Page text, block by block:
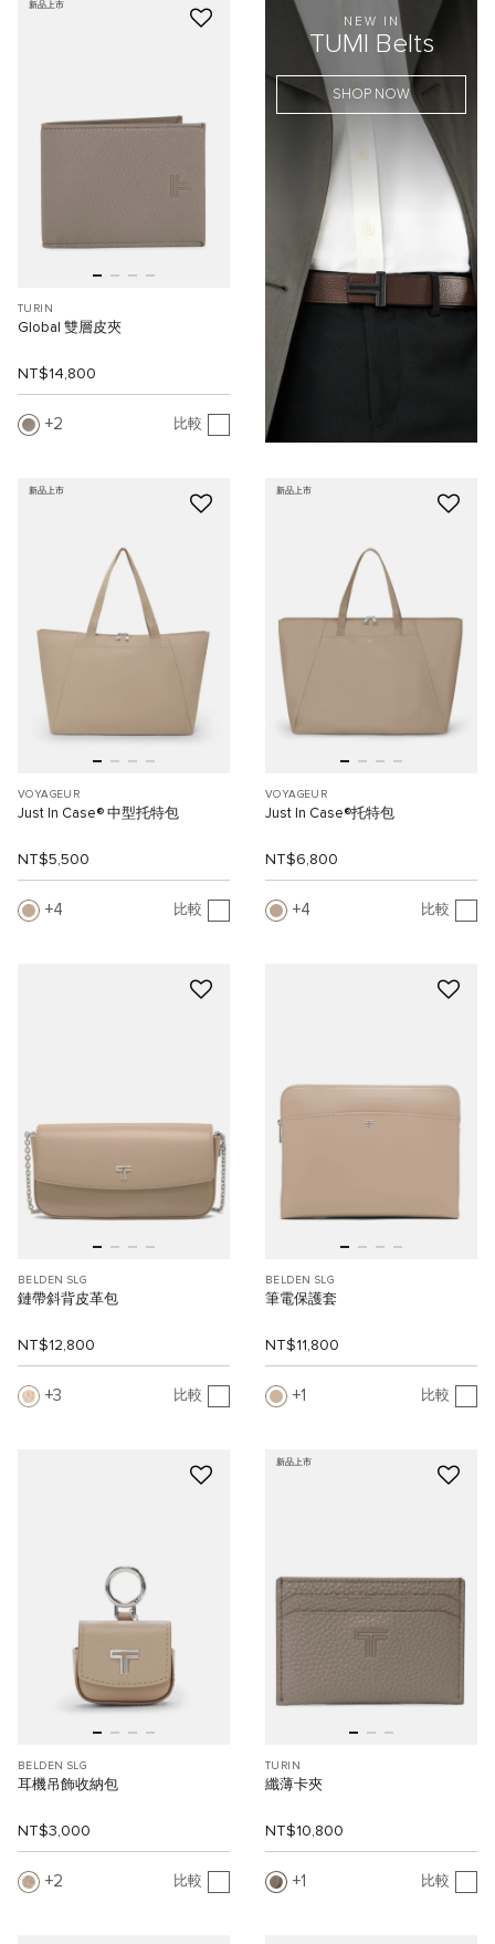
新品上市
TURIN
Global 雙層皮夾
NT$14,800
2 比較
NEW IN
TUMI Belts
SHOP NOW
新品上市
VOYAGEUR
Just In Case® 中型托特包
NT$5,500
4 比較
新品上市
VOYAGEUR
Just In Case®托特包
NT$6,800
4 比較
BELDEN SLG
鏈帶斜背皮革包
NT$12,800
3 比較
BELDEN SLG
筆電保護套
NT$11,800
1 比較
BELDEN SLG
耳機吊飾收納包
NT$3,000
2 比較
新品上市
TURIN
纖薄卡夾
NT$10,800
1 比較